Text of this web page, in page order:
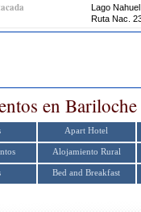
Lago
Ruta Nac.
en Bariloche
Apart Hotel
Alojamiento Rural
Bed and Breakfast